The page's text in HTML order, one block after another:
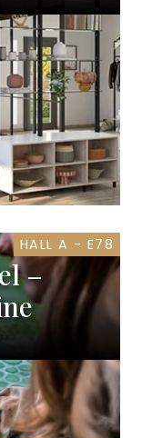
HALL A - E78
–